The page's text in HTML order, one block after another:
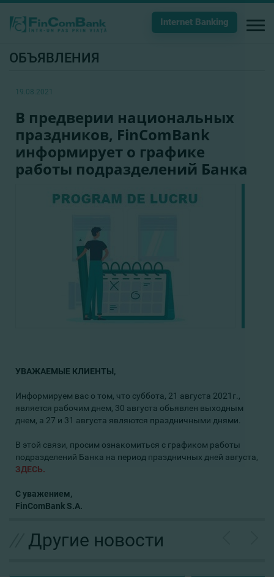
Internet Banking
ОБЪЯВЛЕНИЯ
19.08.2021
В предверии национальных
праздников, FinComBank
информирует о графике
работы подразделений Банка
УВАЖАЕМЫЕ КЛИЕНТЫ,
Информируем вас о том, что суббота, 21 августа 2021г.,
является рабочим днем, 30 августа обьявлен выходным
днем, а 27 и 31 августа являются праздничными днями.
В этой связи, просим ознакомиться с графиком работы
подразделений Банка на период праздничных дней августа,
ЗДЕСЬ.
С уважением,
FinComBank S.A.
Другие новости